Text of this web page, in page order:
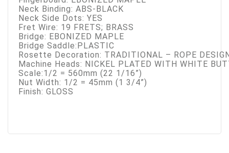
Neck Binding: ABS-BLACK
Neck Side Dots: YES
Fret Wire: 19 FRETS; BRASS
Bridge: EBONIZED MAPLE
Bridge Saddle:PLASTIC
Rosette Decoration: TRADITIONAL – ROPE
Machine Heads: NICKEL PLATED WITH WHITE
Scale:1/2 = 560mm (22 1/16”)
Nut Width: 1/2 = 45mm (1 3/4”)
Finish: GLOSS